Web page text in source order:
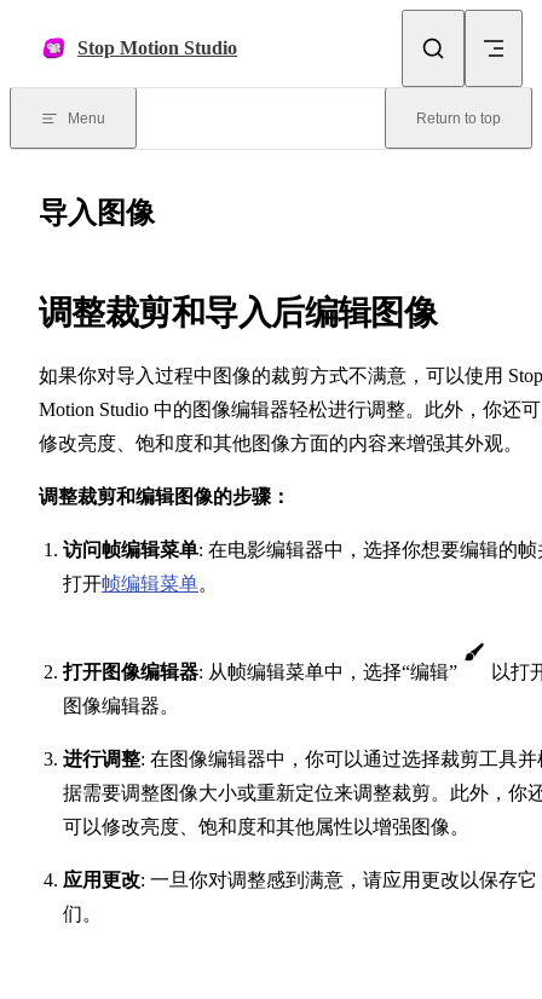
Stop Motion Studio
Menu Return to top
导入图像
调整裁剪和导入后编辑图像
如果你对导入过程中图像的裁剪方式不满意，可以使用 Stop
Motion Studio 中的图像编辑器轻松进行调整。此外，你还
修改亮度、饱和度和其他图像方面的内容来增强其外观。
调整裁剪和编辑图像的步骤：
访问帧编辑菜单: 在电影编辑器中，选择你想要编辑的帧
打开帧编辑菜单。
打开图像编辑器: 从帧编辑菜单中，选择“编辑”
以打
图像编辑器。
进行调整: 在图像编辑器中，你可以通过选择裁剪工具并
据需要调整图像大小或重新定位来调整裁剪。此外，你
可以修改亮度、饱和度和其他属性以增强图像。
应用更改: 一旦你对调整感到满意，请应用更改以保存它
们。